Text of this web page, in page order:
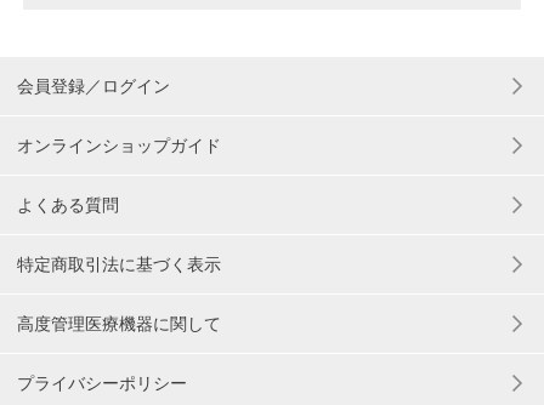
会員登録／ログイン
オンラインショップガイド
よくある質問
特定商取引法に基づく表示
高度管理医療機器に関して
プライバシーポリシー